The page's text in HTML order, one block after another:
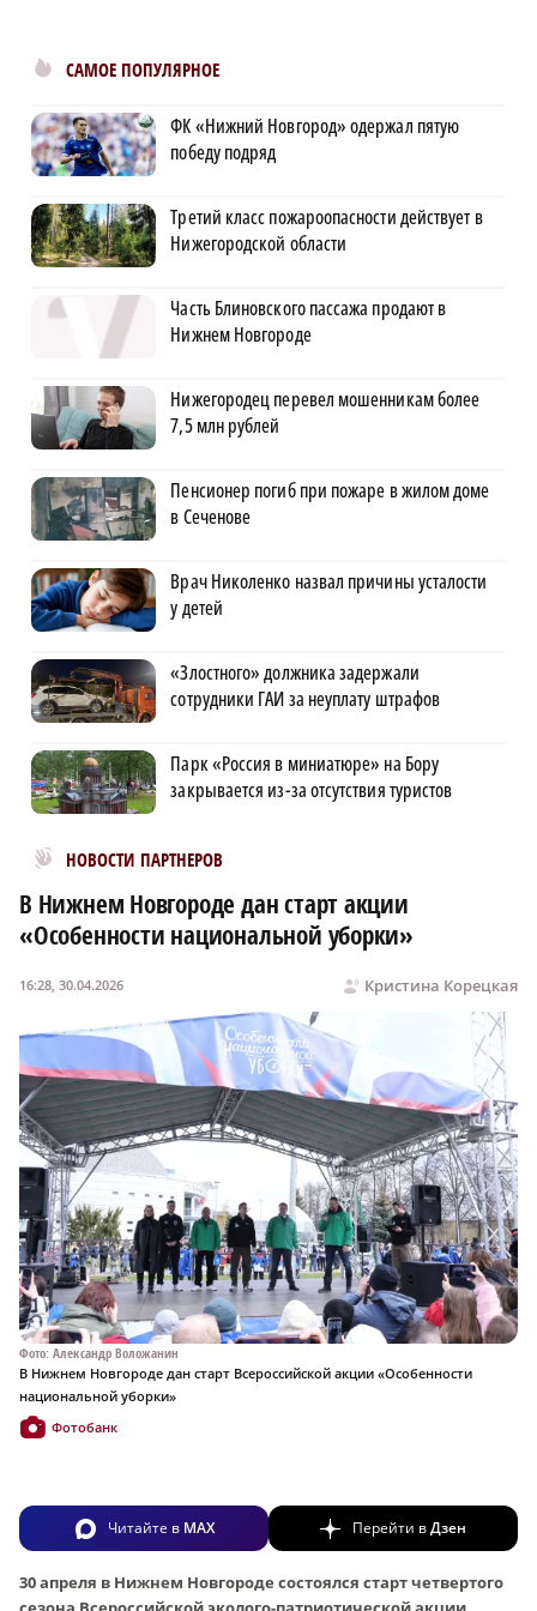
САМОЕ ПОПУЛЯРНОЕ
ФК «Нижний Новгород» одержал пятую
победу подряд
Третий класс пожароопасности действует в
Нижегородской области
Часть Блиновского пассажа продают в
Нижнем Новгороде
Нижегородец перевел мошенникам более
7,5 млн рублей
Пенсионер погиб при пожаре в жилом доме
в Сеченове
Врач Николенко назвал причины усталости
у детей
«Злостного» должника задержали
сотрудники ГАИ за неуплату штрафов
Парк «Россия в миниатюре» на Бору
закрывается из-за отсутствия туристов
НОВОСТИ ПАРТНЕРОВ
Новости МирТесен
В Нижнем Новгороде дан старт акции
«Особенности национальной уборки»
Кристина Корецкая
16:28, 30.04.2026
Фото: Александр Воложанин
В Нижнем Новгороде дан старт Всероссийской акции «Особенности
национальной уборки»
Фотобанк
Читайте в MAX Перейти вДзен
30 апреля в Нижнем Новгороде состоялся старт четвертого